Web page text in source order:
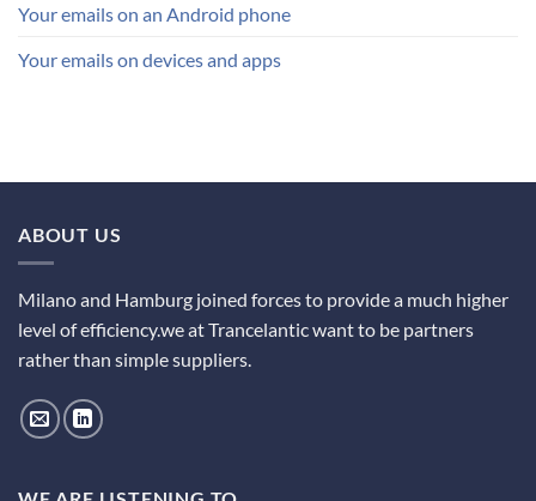
Your emails on an Android phone
Your emails on devices and apps
ABOUT US
Milano and Hamburg joined forces to provide a much higher
level of efficiency.we at Trancelantic want to be partners
rather than simple suppliers.